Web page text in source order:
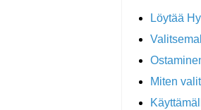
Löytää
Miten